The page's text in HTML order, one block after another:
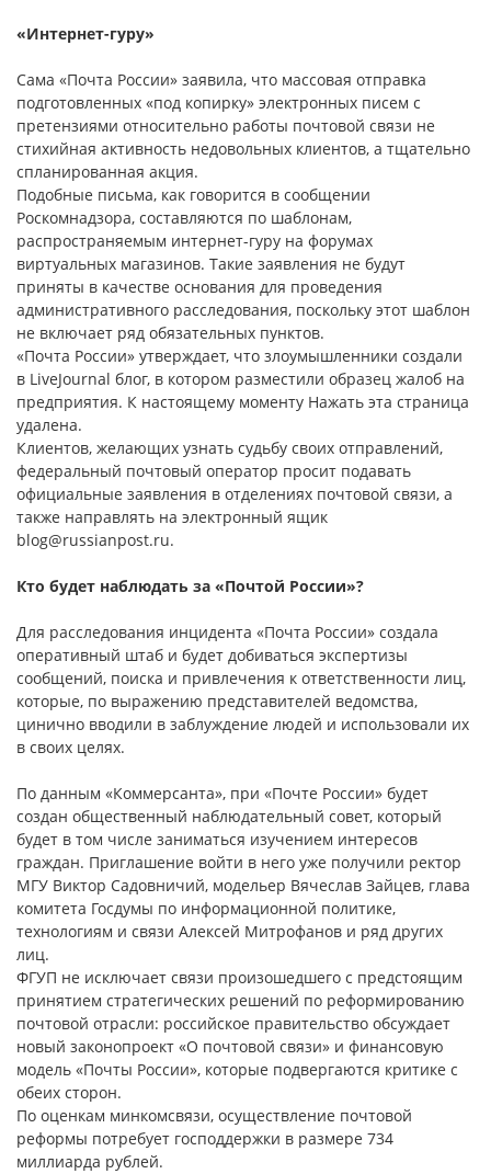
«Интернет-гуру»
Сама «Почта России» заявила, что массовая отправка
подготовленных «под копирку» электронных писем с
претензиями относительно работы почтовой связи не
стихийная активность недовольных клиентов, а тщательно
спланированная акция.
Подобные письма, как говорится в сообщении
Роскомнадзора, составляются по шаблонам,
распространяемым интернет-гуру на форумах
виртуальных магазинов. Такие заявления не будут
приняты в качестве основания для проведения
административного расследования, поскольку этот шаблон
не включает ряд обязательных пунктов.
«Почта России» утверждает, что злоумышленники создали
в LiveJournal блог, в котором разместили образец жалоб на
предприятия. К настоящему моменту Нажать эта страница
удалена.
Клиентов, желающих узнать судьбу своих отправлений,
федеральный почтовый оператор просит подавать
официальные заявления в отделениях почтовой связи, а
также направлять на электронный ящик
blog@russianpost.ru.
Кто будет наблюдать за «Почтой России»?
Для расследования инцидента «Почта России» создала
оперативный штаб и будет добиваться экспертизы
сообщений, поиска и привлечения к ответственности лиц,
которые, по выражению представителей ведомства,
цинично вводили в заблуждение людей и использовали их
в своих целях.
По данным «Коммерсанта», при «Почте России» будет
создан общественный наблюдательный совет, который
будет в том числе заниматься изучением интересов
граждан. Приглашение войти в него уже получили ректор
МГУ Виктор Садовничий, модельер Вячеслав Зайцев, глава
комитета Госдумы по информационной политике,
технологиям и связи Алексей Митрофанов и ряд других
лиц.
ФГУП не исключает связи произошедшего с предстоящим
принятием стратегических решений по реформированию
почтовой отрасли: российское правительство обсуждает
новый законопроект «О почтовой связи» и финансовую
модель «Почты России», которые подвергаются критике с
обеих сторон.
По оценкам минкомсвязи, осуществление почтовой
реформы потребует господдержки в размере 734
миллиарда рублей.